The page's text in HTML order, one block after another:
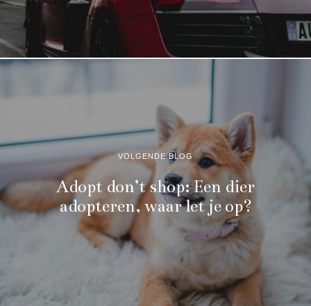
VOLGENDE BLOG
Adopt don’t shop: Een dier
adopteren, waar let je op?